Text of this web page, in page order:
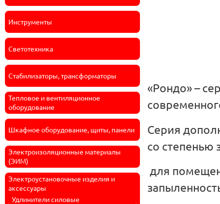
Инструменты
Светотехника
Стабилизаторы, трансформаторы
Тепловое и вентиляционное
оборудование
Шкафное оборудование, щиты, панели
Электроизоляционные материалы
(ЭИМ)
Электроустановочные изделия и
аксессуары
Удлинители силовые
«Рондо» –
Серия
со степенью
для